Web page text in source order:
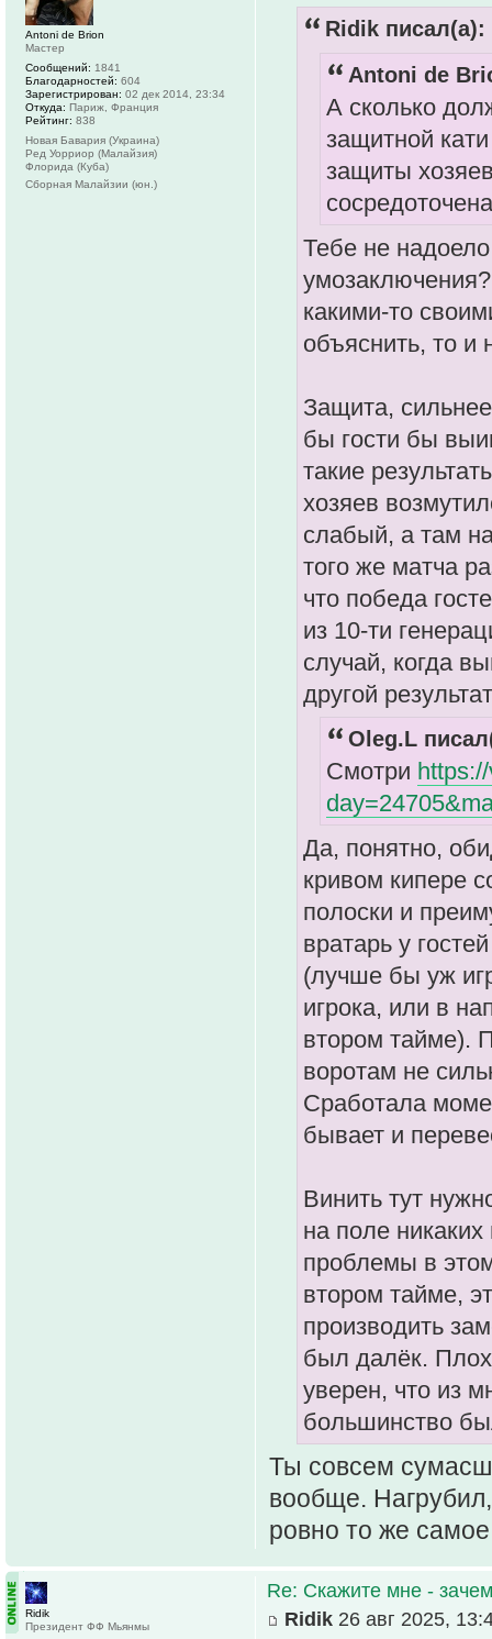
Ridik писал(а):
Antoni de
А сколько
защитной
защиты
Тебе не
какими-то
объяснить, то и
Защита,
бы гости бы
такие
хозяев
слабый, а там
того же матча
что победа
из 10-ти
случай, когда
другой
Oleg.L
Смотри
Да, понятно,
кривом кипере
полоски и
вратарь у
(лучше бы уж
игрока, или в
втором тайме).
воротам не
Сработала
бывает и
Винить тут
на поле
проблемы в
втором тайме,
производить
был далёк.
уверен, что из
большинство
Ты совсем
вообще.
ровно то же
Antoni de Brion
Мастер
Сообщений: 1841
Благодарностей: 604
Зарегистрирован: 02 дек 2014, 23:34
Откуда: Париж, Франция
Рейтинг: 838
Новая Бавария (Украина)
Ред Уорриор (Малайзия)
Флорида (Куба)
Сборная Малайзии (юн.)
Re: Скажите мне -
Ridik 26 авг 2025,
Ridik
Президент ФФ Мьянмы